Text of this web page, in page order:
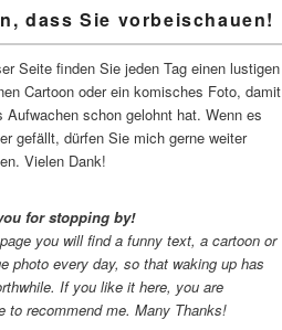
dass Sie vorbeischauen!
Seite finden Sie jeden Tag einen lustigen
Cartoon oder ein komisches Foto, damit
Aufwachen schon gelohnt hat. Wenn es
gefällt, dürfen Sie mich gerne weiter
Vielen Dank!
for stopping by!
you will find a funny text, a cartoon or
photo every day, so that waking up has
If you like it here, you are
to recommend me. Many Thanks!